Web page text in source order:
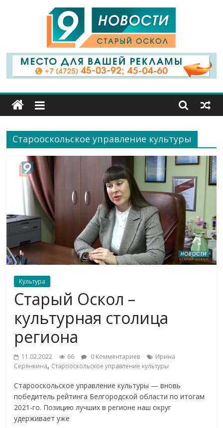
9
Канал
Старый
Оскол
Старооскольское управление культуры
Культура
Старый Оскол –
культурная столица
региона
11.02.2022 66 0 Комментариев
Ирина
Серянкина, Старооскольское управление культуры
Старооскольское управление культуры — вновь
победитель рейтинга Белгородской области по итогам
2021-го. Позицию лучших в регионе наш округ
удерживает уже